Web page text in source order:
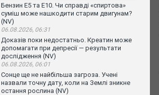
Бензин Е5 та Е10. Чи справді «спиртова»
суміш може нашкодити старим двигунам?
(NV)
06.08.2026, 06:31
Доказів поки недостатньо. Креатин може
допомагати при депресії — результати
дослідження (NV)
06.08.2026, 06:01
Сонце ще не найбільша загроза. Учені
назвали точну дату, коли на Землі зникне
остання рослина (NV)